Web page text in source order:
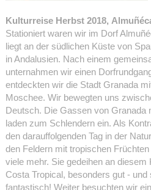
Kulturreise Herbst 2018,
Stationiert waren wir im Dorf
liegt an der südlichen Küste von
in Andalusien. Nach einem
unternahmen wir einen
entdeckten wir die Stadt Granada
Moschee. Wir bewegten uns
Deutsch. Die Gassen von Granada
laden zum Schlendern ein. Als
den darauffolgenden Tag in der
den Feldern mit tropischen
viele mehr. Sie gedeihen an diesem
Costa Tropical, besonders gut -
fantastisch! Weiter besuchten wir